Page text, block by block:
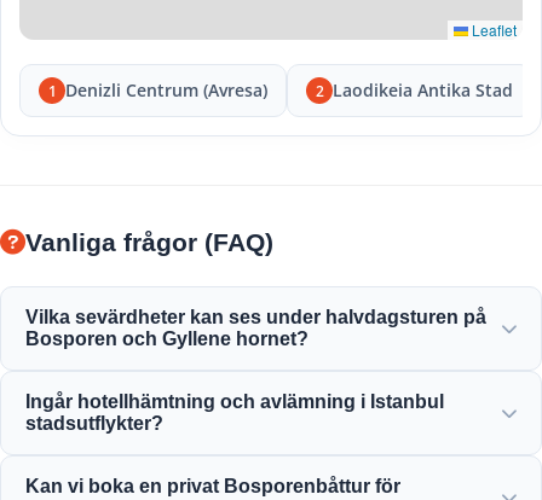
Leaflet
1 Denizli Centrum (Avresa) 2 Laodikeia Antika Stad
Vanliga frågor (FAQ)
Vilka sevärdheter kan ses under halvdagsturen på
Bosporen och Gyllene hornet?
Gyllene hornet, Bosporenbron, Dolmabahçepalatset,
Ortaköymoskén, Rumelihisaren och eleganta osmanska
Ingår hotellhämtning och avlämning i Istanbul
stadsutflykter?
Kan vi boka en privat Bosporenbåttur för